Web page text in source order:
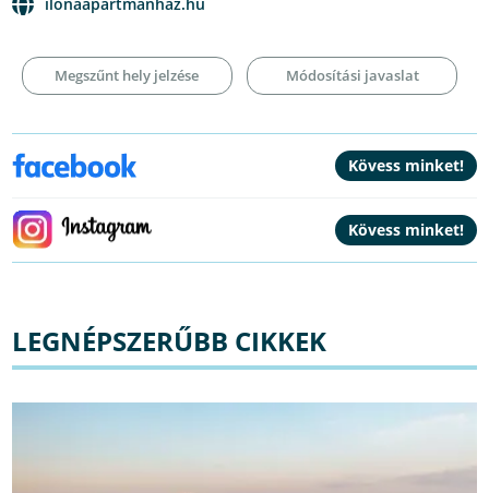
ilonaapartmanhaz.hu
Megszűnt hely jelzése Módosítási javaslat
LEGNÉPSZERŰBB CIKKEK